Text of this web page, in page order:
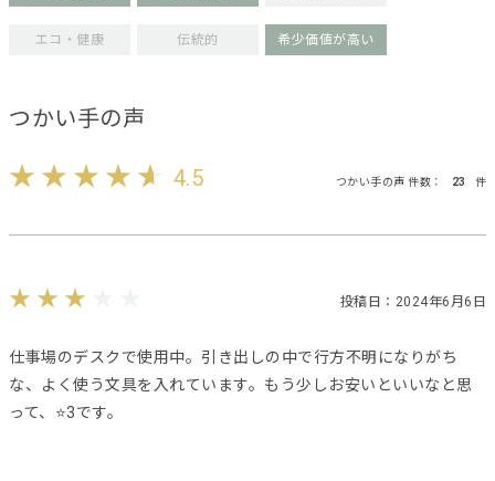
エコ・健康 伝統的 希少価値が高い
つかい手の声
4.5 つかい手の声 件数： 23 件
投稿日：2024年6月6日
仕事場のデスクで使用中。引き出しの中で行方不明になりがち
な、よく使う文具を入れています。もう少しお安いといいなと思
って、⭐️3です。